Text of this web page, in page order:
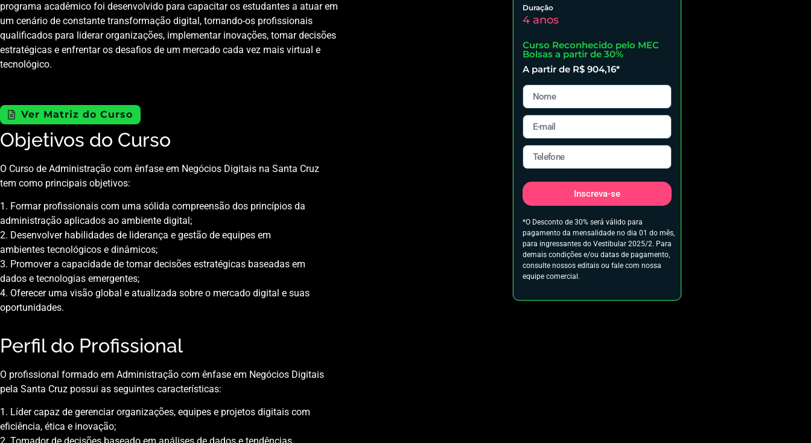
programa acadêmico foi desenvolvido para capacitar os estudantes a atuar em
um cenário de constante transformação digital, tornando-os profissionais
qualificados para liderar organizações, implementar inovações, tomar decisões
estratégicas e enfrentar os desafios de um mercado cada vez mais virtual e
tecnológico.
Ver Matriz do Curso
Objetivos do Curso
O Curso de Administração com ênfase em Negócios Digitais na Santa Cruz
tem como principais objetivos:
1. Formar profissionais com uma sólida compreensão dos princípios da
administração aplicados ao ambiente digital;
2. Desenvolver habilidades de liderança e gestão de equipes em
ambientes tecnológicos e dinâmicos;
3. Promover a capacidade de tomar decisões estratégicas baseadas em
dados e tecnologias emergentes;
4. Oferecer uma visão global e atualizada sobre o mercado digital e suas
oportunidades.
Perfil do Profissional
O profissional formado em Administração com ênfase em Negócios Digitais
pela Santa Cruz possui as seguintes características:
1. Líder capaz de gerenciar organizações, equipes e projetos digitais com
eficiência, ética e inovação;
Duração
4 anos
Curso Reconhecido pelo MEC
Bolsas a partir de 30%
A partir de R$ 904,16*
Inscreva-se
*O Desconto de 30% será válido para
pagamento da mensalidade no dia 01 do mês,
para ingressantes do Vestibular 2025/2. Para
demais condições e/ou datas de pagamento,
consulte nossos editais ou fale com nossa
equipe comercial.